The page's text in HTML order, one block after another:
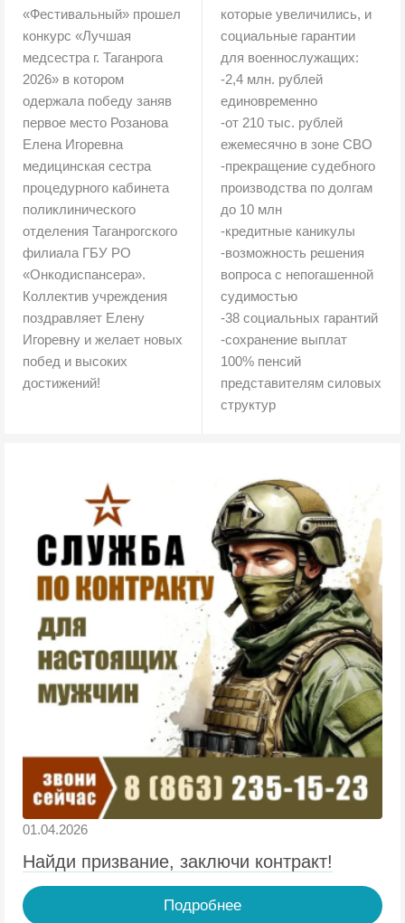
«Фестивальный» прошел
конкурс «Лучшая
медсестра г. Таганрога
2026» в котором
одержала победу заняв
первое место Розанова
Елена Игоревна
медицинская сестра
процедурного кабинета
поликлинического
отделения Таганрогского
филиала ГБУ РО
«Онкодиспансера».
Коллектив учреждения
поздравляет Елену
Игоревну и желает новых
побед и высоких
достижений!
которые увеличились, и
социальные гарантии
для военнослужащих:
-2,4 млн. рублей
единовременно
-от 210 тыс. рублей
ежемесячно в зоне СВО
-прекращение судебного
производства по долгам
до 10 млн
-кредитные каникулы
-возможность решения
вопроса с непогашенной
судимостью
-38 социальных гарантий
-сохранение выплат
100% пенсий
представителям силовых
структур
01.04.2026
Найди призвание, заключи контракт!
Подробнее